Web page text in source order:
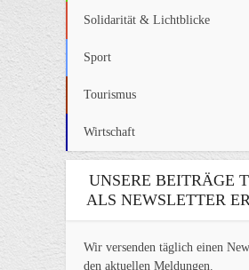
Solidarität & Lichtblicke
Sport
Tourismus
Wirtschaft
UNSERE BEITRÄGE
ALS NEWSLETTER
Wir versenden täglich einen
den aktuellen Meldungen.